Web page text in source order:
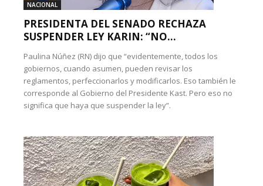
NACIONAL
PRESIDENTA DEL SENADO RECHAZA
SUSPENDER LEY KARIN: “NO...
Paulina Núñez (RN) dijo que “evidentemente, todos los
gobiernos, cuando asumen, pueden revisar los
reglamentos, perfeccionarlos y modificarlos. Eso también le
corresponde al Gobierno del Presidente Kast. Pero eso no
significa que haya que suspender la ley”.